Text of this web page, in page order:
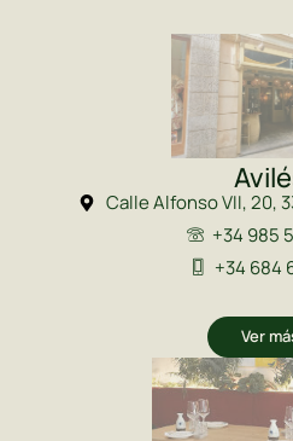
Calle Alfonso VII, 20,
+34 985
+34 684
Ver